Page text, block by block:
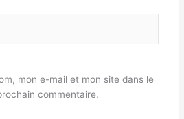
mon e-mail et mon site dans le
commentaire.